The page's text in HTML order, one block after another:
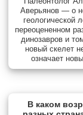
Аверьянов — о
геологической
переоцененном
динозавров и
новый скелет
означает
В каком